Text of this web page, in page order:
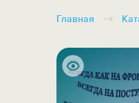
Главная